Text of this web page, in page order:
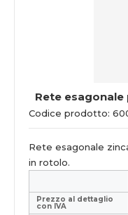
Rete esagonale
Codice prodotto:
Rete esagonale
in rotolo.
Prezzo al dettaglio
con IVA